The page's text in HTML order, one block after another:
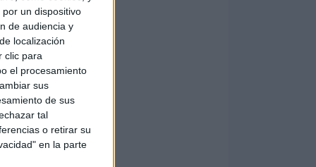
un dispositivo
de audiencia y
localización
clic para
el procesamiento
sus
de sus
tal
o retirar su
en la parte